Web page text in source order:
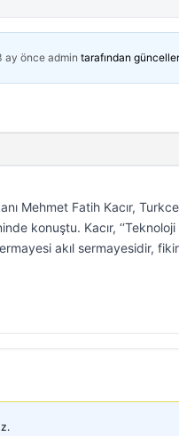
ay önce admin tarafından
Mehmet Fatih Kacır,
konuştu. Kacır,
akıl sermayesidir,